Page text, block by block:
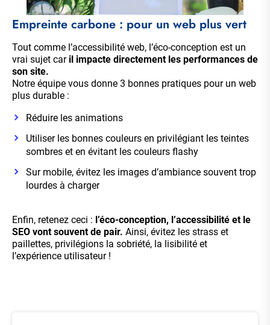
Empreinte carbone : pour un web plus vert
Tout comme l’accessibilité web, l’éco-conception est un
vrai sujet caril impacte directement les performances de
son site.
Notre équipe vous donne 3 bonnes pratiques pour un web
plus durable :
Réduire les animations
Utiliser les bonnes couleurs en privilégiant les teintes
sombres et en évitant les couleurs flashy
Sur mobile, évitez les images d’ambiance souvent trop
lourdes à charger
Enfin, retenez ceci : l’éco-conception, l’accessibilité et le
SEO vont souvent de pair. Ainsi, évitez les strass et
paillettes, privilégions la sobriété, la lisibilité et
l’expérience utilisateur !